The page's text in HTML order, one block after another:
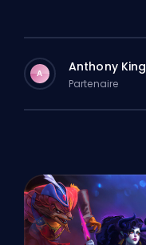
A Anthony King
Partenaire